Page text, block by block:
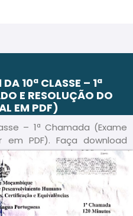
10ª CLASSE – 1ª
E RESOLUÇÃO DO
EM PDF)
– 1ª Chamada (Exame
em PDF). Faça download
exame da 10ª Classe
– em formato PDF e
de correção passo a